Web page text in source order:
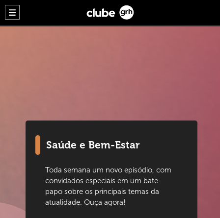
Saúde e Bem-Estar
Toda semana um novo episódio, com
convidados especiais em um bate-
papo sobre os principais temas da
atualidade. Ouça agora!